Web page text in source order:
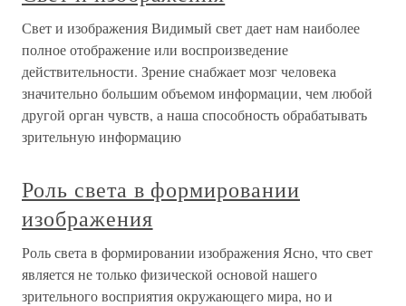
Свет и изображения Видимый свет дает нам наиболее
полное отображение или воспроизведение
действительности. Зрение снабжает мозг человека
значительно большим объемом информации, чем любой
другой орган чувств, а наша способность обрабатывать
зрительную информацию
Роль света в формировании
изображения
Роль света в формировании изображения Ясно, что свет
является не только физической основой нашего
зрительного восприятия окружающего мира, но и